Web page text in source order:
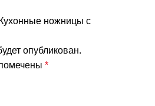
ножницы с
опубликован.
*